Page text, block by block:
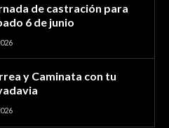
de castración para
6 de junio
y Caminata con tu